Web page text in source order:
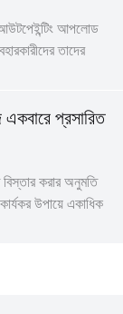
আপলোড
তাদের
প্রসারিত
করার অনুমতি
উপায়ে একাধিক